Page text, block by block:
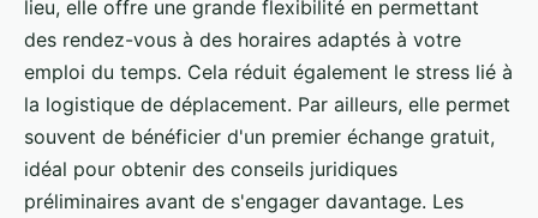
lieu, elle offre une grande flexibilité en permettant
des rendez-vous à des horaires adaptés à votre
emploi du temps. Cela réduit également le stress lié à
la logistique de déplacement. Par ailleurs, elle permet
souvent de bénéficier d'un premier échange gratuit,
idéal pour obtenir des conseils juridiques
préliminaires avant de s'engager davantage. Les